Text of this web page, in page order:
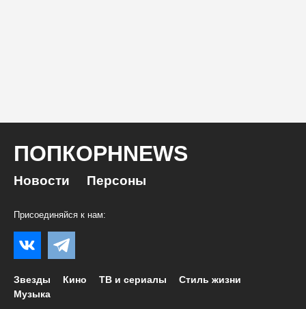
ПОПКОРНNEWS
Новости Персоны
Присоединяйся к нам:
Звезды Кино ТВ и сериалы
Стиль жизни
Музыка